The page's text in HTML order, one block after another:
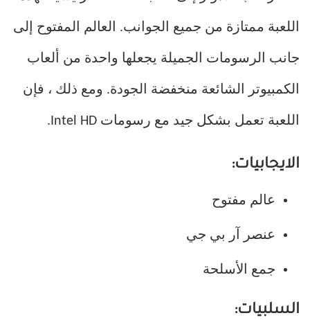
اللعبة ممتازة من جميع الجوانب. العالم المفتوح إلى
جانب الرسومات الجميلة يجعلها واحدة من ألعاب
الكمبيوتر الشائعة منخفضة الجودة. ومع ذلك ، فإن
اللعبة تعمل بشكل جيد مع رسومات Intel HD.
الايجابيات:
عالم مفتوح
عنصر آر بي جي
جمع الأسلحة
السلبيات: